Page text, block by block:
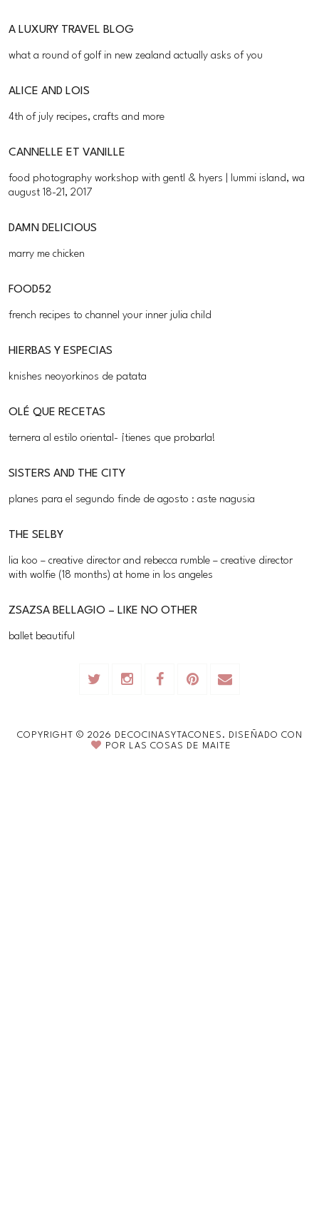
A LUXURY TRAVEL BLOG
what a round of golf in new zealand actually asks of you
ALICE AND LOIS
4th of july recipes, crafts and more
CANNELLE ET VANILLE
food photography workshop with gentl & hyers | lummi island, wa
august 18-21, 2017
DAMN DELICIOUS
marry me chicken
FOOD52
french recipes to channel your inner julia child
HIERBAS Y ESPECIAS
knishes neoyorkinos de patata
OLÉ QUE RECETAS
ternera al estilo oriental- ¡tienes que probarla!
SISTERS AND THE CITY
planes para el segundo finde de agosto : aste nagusia
THE SELBY
lia koo – creative director and rebecca rumble – creative director
with wolfie (18 months) at home in los angeles
ZSAZSA BELLAGIO – LIKE NO OTHER
ballet beautiful
COPYRIGHT © 2026 DECOCINASYTACONES.
DISEÑADO CON
POR
LAS COSAS DE MAITE